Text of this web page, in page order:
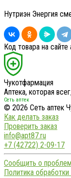
Нутриэн Энергия
Код товара на сайте
Чукотфармация
Аптека, которая
Сеть аптек
© 2026 Сеть аптек
Как делать заказ
Проверить заказ
info@apt87.ru
+7 (42722) 2-09-17
Сообщить о
Политика